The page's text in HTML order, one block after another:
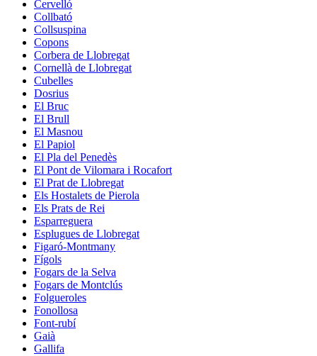
Cervelló
Collbató
Collsuspina
Copons
Corbera de Llobregat
Cornellà de Llobregat
Cubelles
Dosrius
El Bruc
El Brull
El Masnou
El Papiol
El Pla del Penedès
El Pont de Vilomara i Rocafort
El Prat de Llobregat
Els Hostalets de Pierola
Els Prats de Rei
Esparreguera
Esplugues de Llobregat
Figaró-Montmany
Fígols
Fogars de la Selva
Fogars de Montclús
Folgueroles
Fonollosa
Font-rubí
Gaià
Gallifa